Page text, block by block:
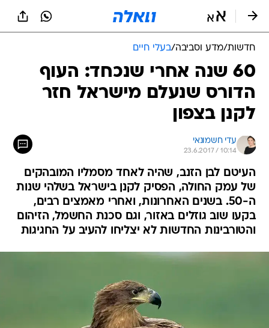
חדשות/מדע וסביבה/בעלי חיים
60 שנה אחרי שנכחד: העוף
הדורס שנעלם מישראל חזר
לקנן בצפון
עדי חשמונאי
23.6.2017 / 10:14
העיטם לבן הזנב, שהיה לאחד מסמליו המובהקים
של עמק החולה, הפסיק לקנן בישראל בשלהי שנות
ה-50. בשנים האחרונות, ואחרי מאמצים רבים,
בקעו שוב גוזלים באזור, וגם סכנת החשמל, הזיהום
והטורבינות החדשות לא יצליחו להעיב על החגיגות